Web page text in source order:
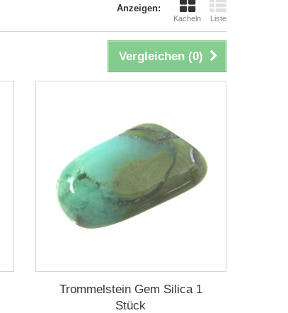
Anzeigen:
Kacheln Liste
Vergleichen (0)
Trommelstein Gem Silica 1
Stück